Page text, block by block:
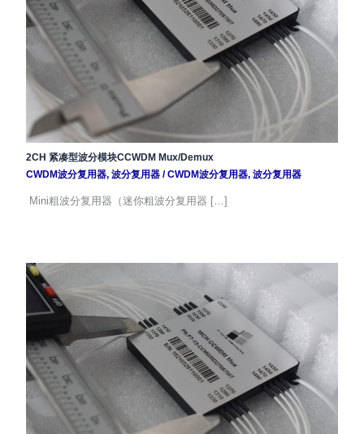
2CH 紧凑型波分模块CCWDM Mux/Demux
CWDM波分复用器, 波分复用器/CWDM波分复用器, 波分复用器
Mini粗波分复用器（迷你粗波分复用器 […]